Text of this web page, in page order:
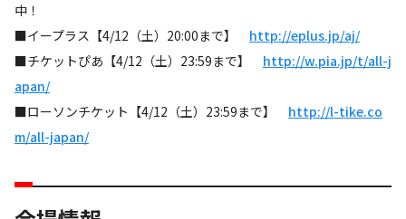
中！
■イープラス【4/12（土）20:00まで】 http://eplus.jp/aj/
■チケットぴあ【4/12（土）23:59まで】 http://w.pia.jp/t/all-j
apan/
■ローソンチケット【4/12（土）23:59まで】 http://l-tike.co
m/all-japan/